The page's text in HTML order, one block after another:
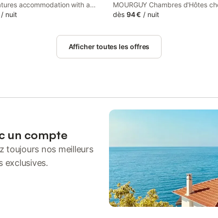
accommodation with a
41 km from Epherra Golf
at the bed and breakfast
/ nuit
MOURGUY Chambres d'Hôtes
vigneron is situated 41 km from
Baigorry Church and provides
parking.
dès 94 € / nuit
Afficher toutes les offres
un compte
toujours nos meilleurs
exclusives.